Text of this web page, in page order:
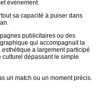
événement.
sa capacité à puiser dans
publicitaires ou des
qui accompagnait la
a largement participé
dépassant le simple
un match ou un moment précis.